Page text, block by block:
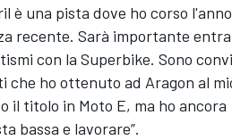
è una pista dove ho corso l'anno
recente. Sarà importante
con la Superbike. Sono
che ho ottenuto ad Aragon al
il titolo in Moto E, ma ho ancora
bassa e lavorare”.